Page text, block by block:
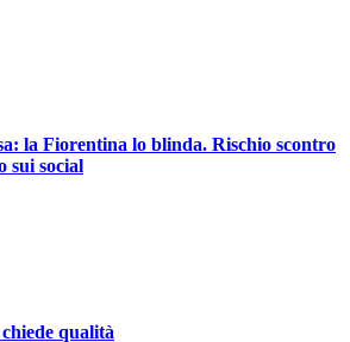
la Fiorentina lo blinda. Rischio scontro
sui social
qualità